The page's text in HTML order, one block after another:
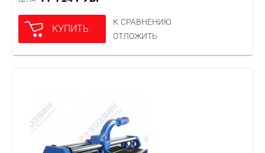
КУПИТЬ
К СРАВНЕНИЮ
ОТЛОЖИТЬ